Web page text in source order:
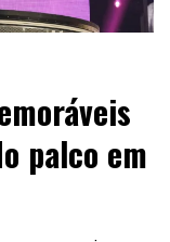
palco em